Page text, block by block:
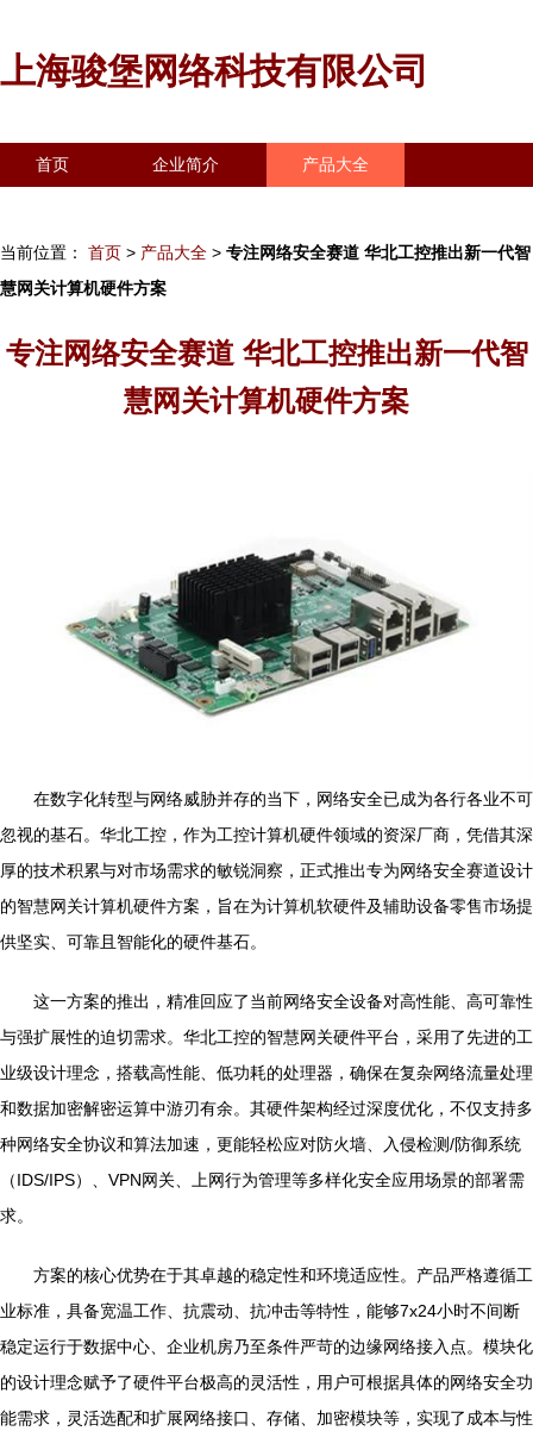
上海骏堡网络科技有限公司
首页 企业简介 产品大全
当前位置： 首页 > 产品大全 > 专注网络安全赛道 华北工控推出新一代智
慧网关计算机硬件方案
专注网络安全赛道 华北工控推出新一代智
慧网关计算机硬件方案
在数字化转型与网络威胁并存的当下，网络安全已成为各行各业不可
忽视的基石。华北工控，作为工控计算机硬件领域的资深厂商，凭借其深
厚的技术积累与对市场需求的敏锐洞察，正式推出专为网络安全赛道设计
的智慧网关计算机硬件方案，旨在为计算机软硬件及辅助设备零售市场提
供坚实、可靠且智能化的硬件基石。
这一方案的推出，精准回应了当前网络安全设备对高性能、高可靠性
与强扩展性的迫切需求。华北工控的智慧网关硬件平台，采用了先进的工
业级设计理念，搭载高性能、低功耗的处理器，确保在复杂网络流量处理
和数据加密解密运算中游刃有余。其硬件架构经过深度优化，不仅支持多
种网络安全协议和算法加速，更能轻松应对防火墙、入侵检测/防御系统
（IDS/IPS）、VPN网关、上网行为管理等多样化安全应用场景的部署需
求。
方案的核心优势在于其卓越的稳定性和环境适应性。产品严格遵循工
业标准，具备宽温工作、抗震动、抗冲击等特性，能够7x24小时不间断
稳定运行于数据中心、企业机房乃至条件严苛的边缘网络接入点。模块化
的设计理念赋予了硬件平台极高的灵活性，用户可根据具体的网络安全功
能需求，灵活选配和扩展网络接口、存储、加密模块等，实现了成本与性